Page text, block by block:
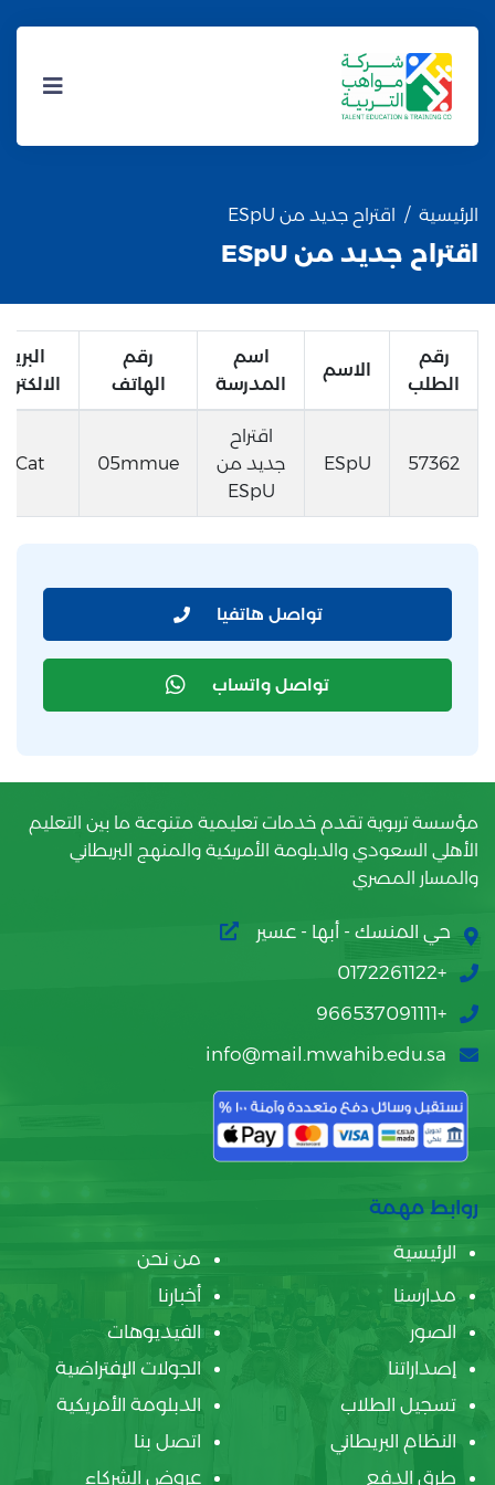
الرئيسية اقتراح جديد من ESpU
اقتراح جديد من ESpU
رقم
الطلب
الاسم
اسم
المدرسة
رقم
الهاتف
البريد
57362
ESpU
اقتراح
جديد من
ESpU
05mmue
qCat
تواصل هاتفيا
تواصل واتساب
مؤسسة تربوية تقدم خدمات تعليمية متنوعة ما بين التعليم
الأهلي السعودي والدبلومة الأمريكية والمنهج البريطاني
والمسار المصري
حي المنسك - أبها - عسير
+0172261122
+966537091111
info@mail.mwahib.edu.sa
روابط مهمة
الرئيسية
من نحن
مدارسنا
أخبارنا
الصور
الفيديوهات
إصداراتنا
الجولات الإفتراضية
تسجيل الطلاب
الدبلومة الأمريكية
النظام البريطاني
اتصل بنا
طرق الدفع
عروض الشركاء